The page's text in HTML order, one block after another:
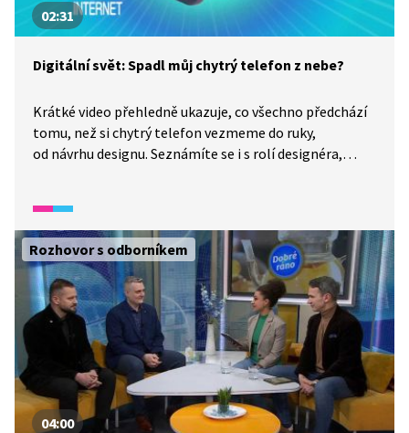
02:31
Digitální svět: Spadl můj chytrý telefon z nebe?
Krátké video přehledně ukazuje, co všechno předchází
tomu, než si chytrý telefon vezmeme do ruky,
od návrhu designu. Seznámíte se i s rolí designéra,
jak zařízení navrhnout tak, aby vydrželo déle, bylo
opravitelné a šetrnější k přírodě. Video otevírá otázky
zodpovědné spotřeby a udržitelnosti
v technologickém světě.
Rozhovor s odborníkem
04:00